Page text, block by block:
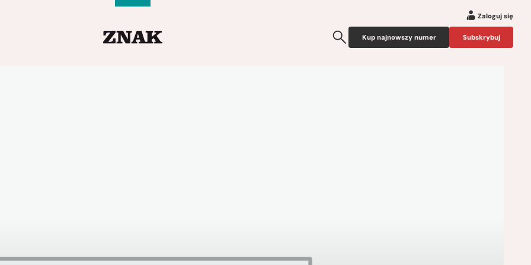
Zaloguj się
Kup najnowszy numer Subskrybuj